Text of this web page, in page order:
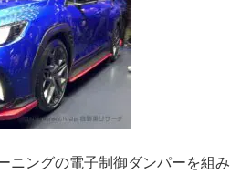
ニングの電子制御ダンパーを組み